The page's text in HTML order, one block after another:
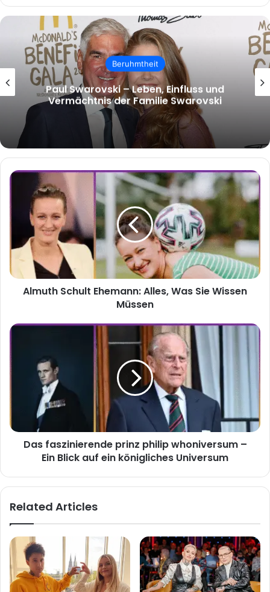
Beruhmtheit
malcolm.mcrae – Wer ist Malcolm
McRae und warum wächst das Interesse
an ihm?
Almuth
Schult
Ehemann:
Alles,
Wissen
Müssen
Almuth Schult Ehemann: Alles, Was Sie Wissen
Müssen
Das
prinz
whoniversum
auf
königliches
Das faszinierende prinz philip whoniversum –
Ein Blick auf ein königliches Universum
Related Articles